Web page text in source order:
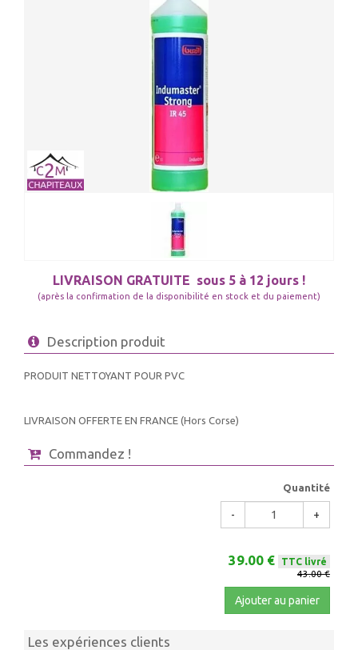
LIVRAISON GRATUITE sous 5 à 12 jours !
(après la confirmation de la disponibilité en stock et du paiement)
Description produit
PRODUIT NETTOYANT POUR PVC
LIVRAISON OFFERTE EN FRANCE (Hors Corse)
Commandez !
Quantité
- +
39.00 €
TTC livré
43.00 €
Ajouter au panier
Les expériences clients